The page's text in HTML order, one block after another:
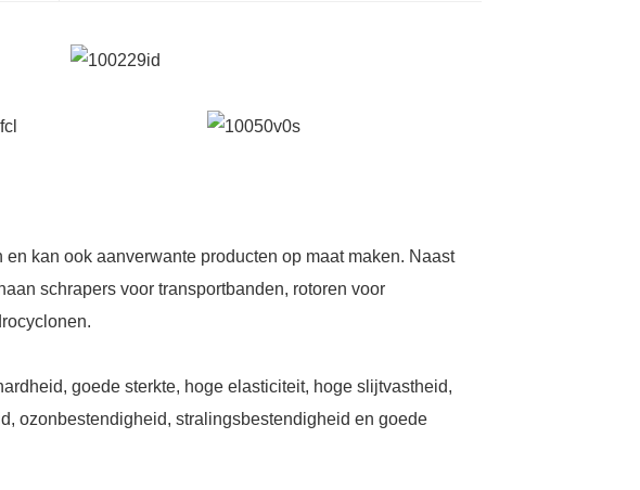
kan ook aanverwante producten op maat maken. Naast
schrapers voor transportbanden, rotoren voor
goede sterkte, hoge elasticiteit, hoge slijtvastheid,
ozonbestendigheid, stralingsbestendigheid en goede
*Name Cannot be empty!